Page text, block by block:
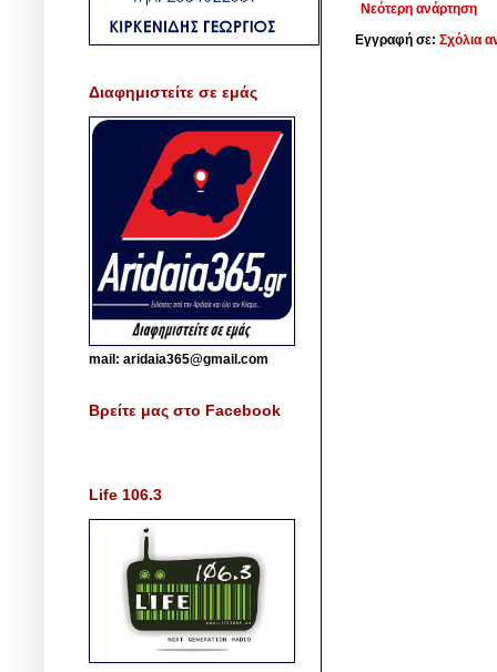
Νεότερη ανάρτηση
Εγγραφή σε: Σχόλια
Διαφημιστείτε σε εμάς
mail: aridaia365@gmail.com
Βρείτε μας στο Facebook
Life 106.3